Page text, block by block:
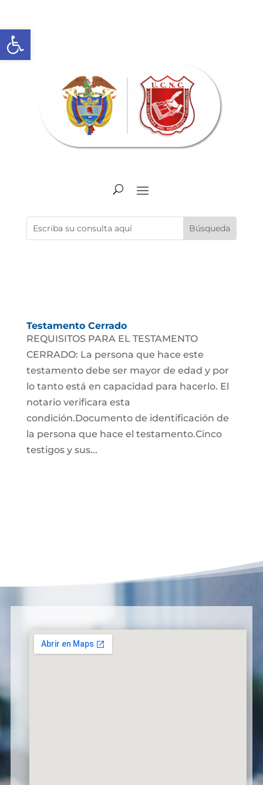
Abrir barra de herramientas
Testamento Cerrado
REQUISITOS PARA EL TESTAMENTO
CERRADO: La persona que hace este
testamento debe ser mayor de edad y por
lo tanto está en capacidad para hacerlo. El
notario verificara esta
condición.Documento de identificación de
la persona que hace el testamento.Cinco
testigos y sus...